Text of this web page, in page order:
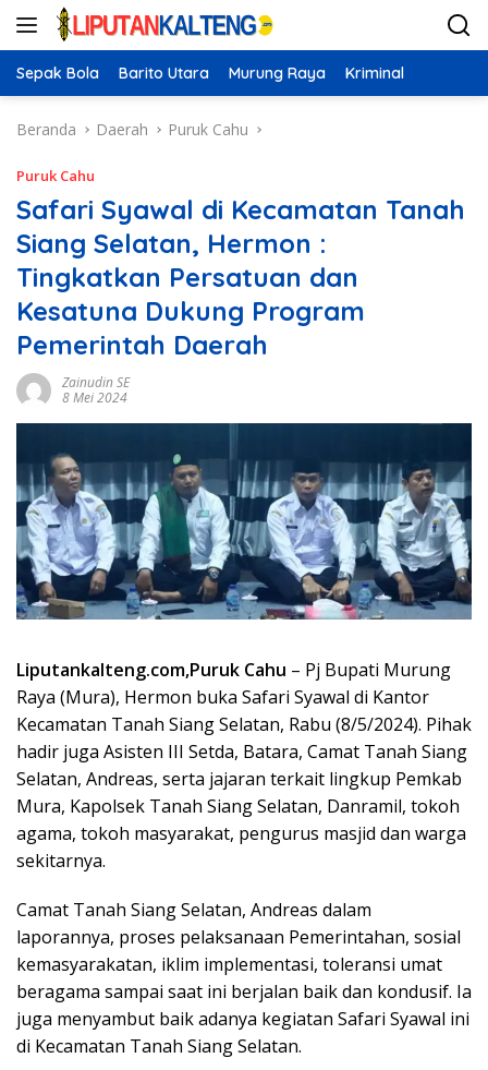
Langsung
Sepak Bola Barito Utara Murung Raya Kriminal
Beranda Daerah Puruk Cahu
Puruk Cahu
Safari Syawal di Kecamatan Tanah
Siang Selatan, Hermon :
Tingkatkan Persatuan dan
Kesatuna Dukung Program
Pemerintah Daerah
Zainudin SE
8 Mei 2024
Liputankalteng.com,Puruk Cahu – Pj Bupati Murung
Raya (Mura), Hermon buka Safari Syawal di Kantor
Kecamatan Tanah Siang Selatan, Rabu (8/5/2024). Pihak
hadir juga Asisten III Setda, Batara, Camat Tanah Siang
Selatan, Andreas, serta jajaran terkait lingkup Pemkab
Mura, Kapolsek Tanah Siang Selatan, Danramil, tokoh
agama, tokoh masyarakat, pengurus masjid dan warga
sekitarnya.
Camat Tanah Siang Selatan, Andreas dalam
laporannya, proses pelaksanaan Pemerintahan, sosial
kemasyarakatan, iklim implementasi, toleransi umat
beragama sampai saat ini berjalan baik dan kondusif. Ia
juga menyambut baik adanya kegiatan Safari Syawal ini
di Kecamatan Tanah Siang Selatan.